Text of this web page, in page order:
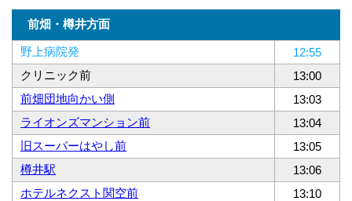
前畑・樽井方面
野上病院発
12:55
クリニック前
13:00
前畑団地向かい側
13:03
ライオンズマンション前
13:04
旧スーパーはやし前
13:05
樽井駅
13:06
ホテルネクスト関空前
13:10